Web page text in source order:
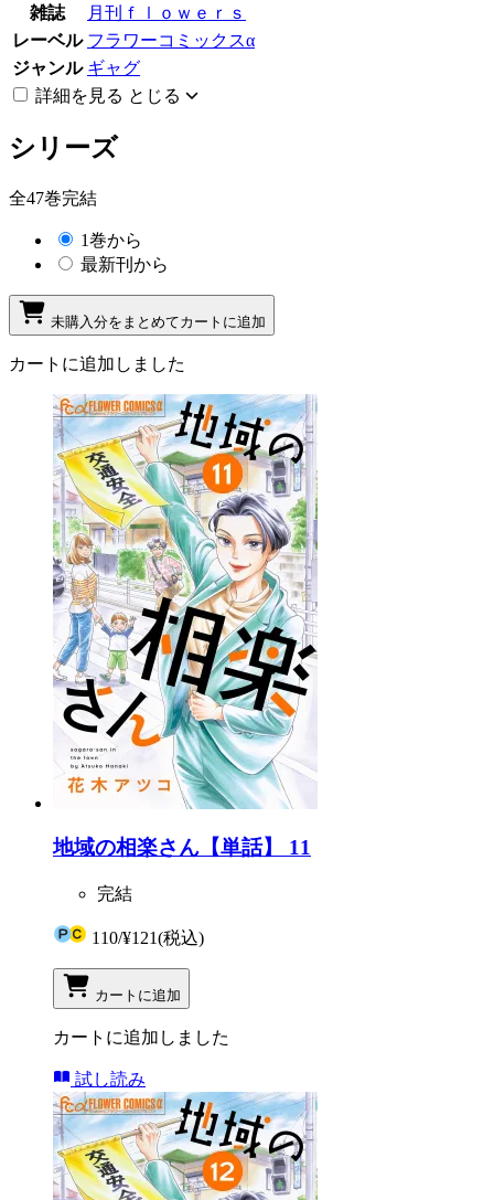
雑誌
月刊ｆｌｏｗｅｒｓ
レーベル フラワーコミックスα
ジャンル ギャグ
詳細を見る とじる
シリーズ
全47巻完結
1巻から
最新刊から
未購入分をまとめてカートに追加
カートに追加しました
地域の相楽さん【単話】 11
完結
110/¥121(税込)
カートに追加
カートに追加しました
試し読み